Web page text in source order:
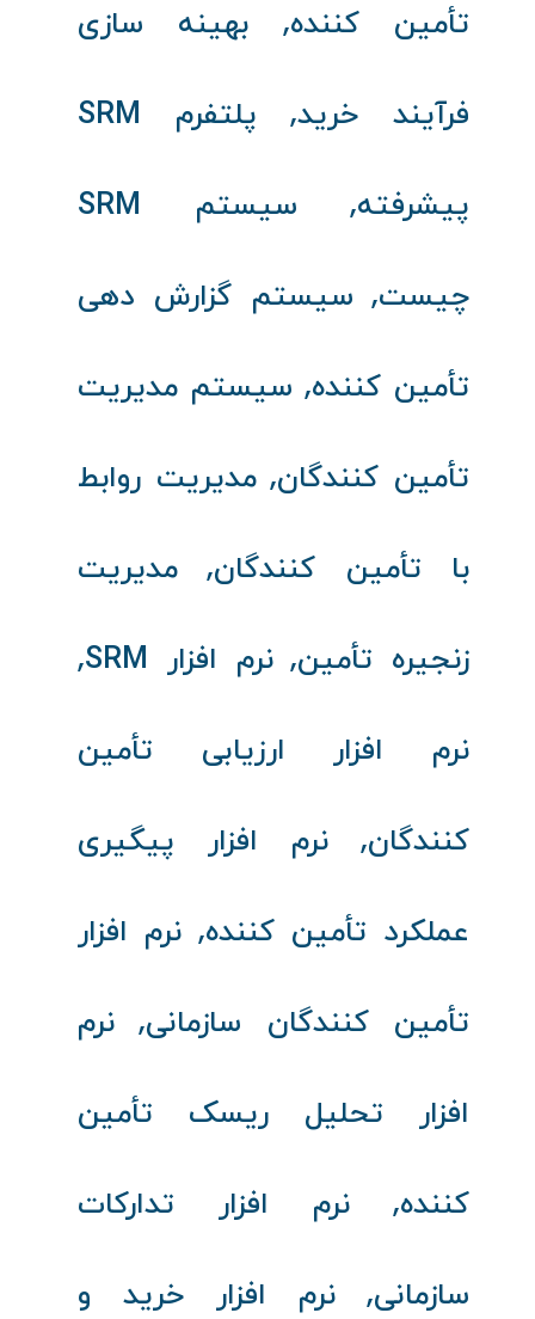
تأمین‌ کننده, بهینه‌ سازی
فرآیند خرید, پلتفرم SRM
پیشرفته, سیستم SRM
چیست, سیستم گزارش‌ دهی
تأمین‌ کننده, سیستم مدیریت
تأمین‌ کنندگان,مدیریت روابط
با تأمین‌ کنندگان, مدیریت
زنجیره تأمین,نرم‌ افزار SRM ,
نرم‌ افزار ارزیابی تأمین‌
کنندگان, نرم‌ افزار پیگیری
عملکرد تأمین‌ کننده, نرم‌ افزار
تأمین‌ کنندگان سازمانی, نرم‌
افزار تحلیل ریسک تأمین‌
کننده, نرم‌ افزار تدارکات
سازمانی, نرم‌ افزار خرید و